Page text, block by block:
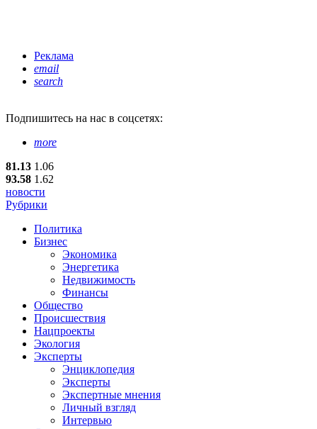
Реклама
email
search
Подпишитесь на нас в соцсетях:
more
81.13 1.06
93.58 1.62
новости
Рубрики
Политика
Бизнес
Экономика
Энергетика
Недвижимость
Финансы
Общество
Происшествия
Нацпроекты
Экология
Эксперты
Энциклопедия
Эксперты
Экспертные мнения
Личный взгляд
Интервью